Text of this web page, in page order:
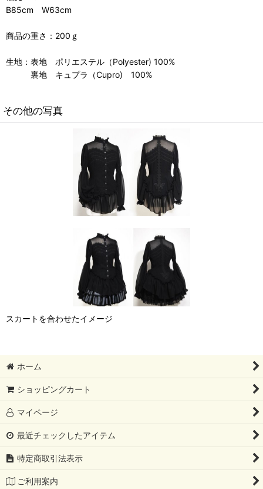
B85cm W63cm
商品の重さ：200ｇ
生地：表地 ポリエステル（Polyester) 100%
裏地 キュプラ（Cupro) 100%
その他の写真
スカートを合わせたイメージ
ホーム
ショッピングカート
マイページ
最近チェックしたアイテム
特定商取引法表示
ご利用案内